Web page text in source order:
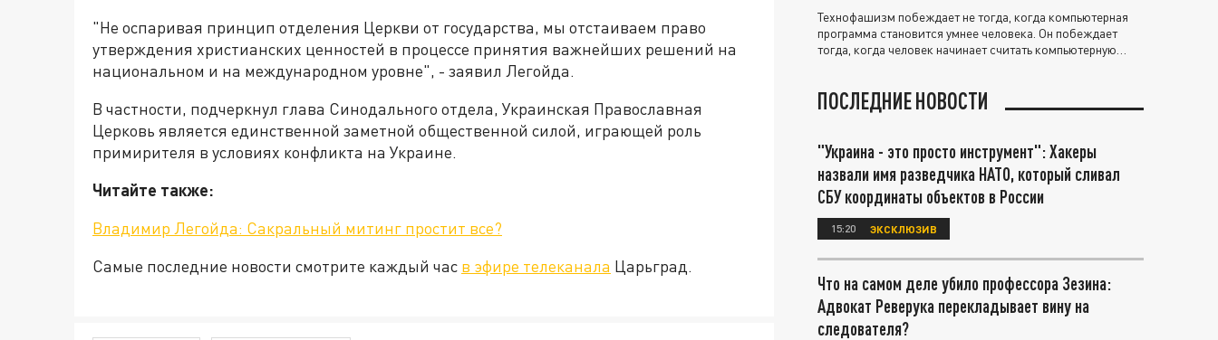
"Не оспаривая принцип отделения Церкви от государства, мы отстаиваем право
утверждения христианских ценностей в процессе принятия важнейших решений на
национальном и на международном уровне", - заявил Легойда.
В частности, подчеркнул глава Синодального отдела, Украинская Православная
Церковь является единственной заметной общественной силой, играющей роль
примирителя в условиях конфликта на Украине.
Читайте также:
Владимир Легойда: Сакральный митинг простит все?
Самые последние новости смотрите каждый час в эфире телеканала Царьград.
Технофашизм побеждает не тогда, когда компьютерная
программа становится умнее человека. Он побеждает
тогда, когда человек начинает считать компьютерную
ПОСЛЕДНИЕ НОВОСТИ
"Украина - это просто инструмент": Хакеры
назвали имя разведчика НАТО, который сливал
СБУ координаты объектов в России
15:20 ЭКСКЛЮЗИВ
Что на самом деле убило профессора Зезина:
Адвокат Реверука перекладывает вину на
следователя?